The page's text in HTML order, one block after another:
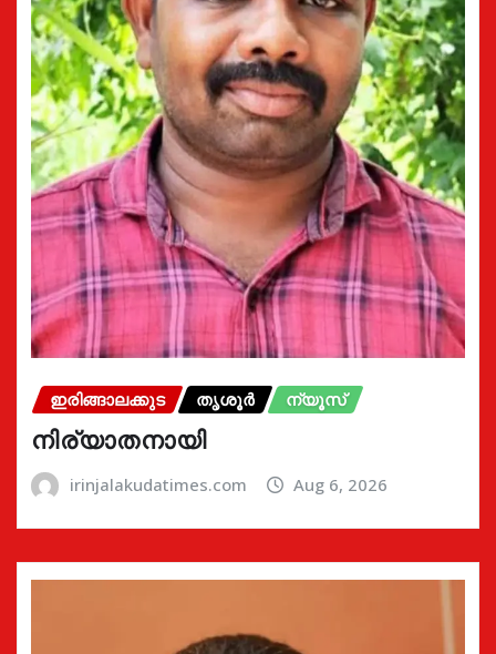
ഇരിങ്ങാലക്കുട തൃശൂർ ന്യൂസ്
നിര്യാതനായി
irinjalakudatimes.com Aug 6, 2026